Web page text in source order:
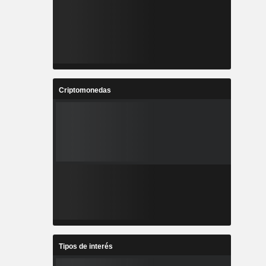
Criptomonedas
Tipos de interés